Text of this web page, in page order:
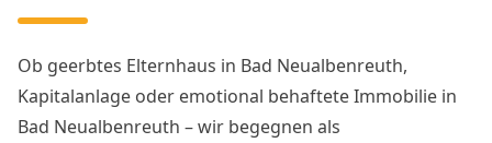
Ob geerbtes Elternhaus in Bad Neualbenreuth,
Kapitalanlage oder emotional behaftete Immobilie in
Bad Neualbenreuth – wir begegnen als